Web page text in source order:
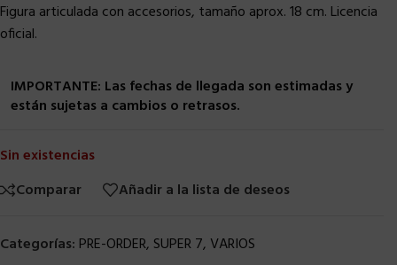
Figura articulada con accesorios, tamaño aprox. 18 cm. Licencia
oficial.
IMPORTANTE: Las fechas de llegada son estimadas y
están sujetas a cambios o retrasos.
Sin existencias
Comparar
Añadir a la lista de deseos
Categorías: PRE-ORDER, SUPER 7, VARIOS